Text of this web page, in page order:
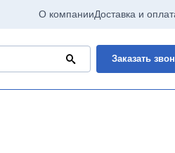
О компанииДоставка и
Заказать